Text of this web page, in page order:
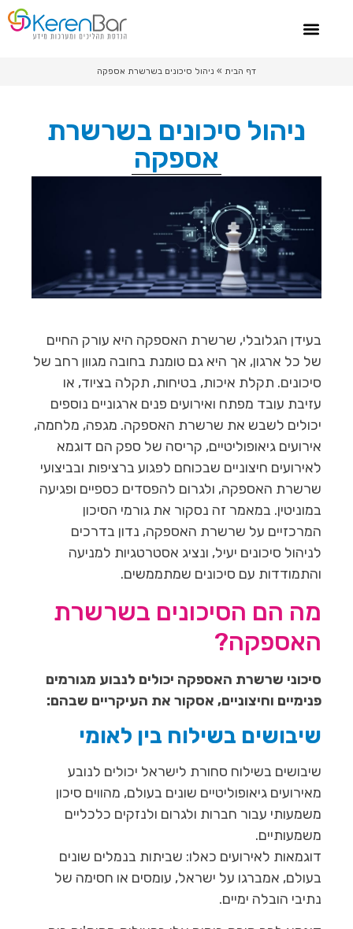
דף הבית » ניהול סיכונים בשרשרת אספקה
ניהול סיכונים בשרשרת
אספקה
בעידן הגלובלי, שרשרת האספקה היא עורק החיים
של כל ארגון, אך היא גם טומנת בחובה מגוון רחב של
סיכונים. תקלת איכות, בטיחות, תקלה בציוד, או
עזיבת עובד מפתח ואירועים פנים ארגוניים נוספים
יכולים לשבש את שרשרת האספקה. מגפה, מלחמה,
אירועים גיאופוליטיים, קריסה של ספק הם דוגמא
לאירועים חיצוניים שבכוחם לפגוע ברציפות ובביצועי
שרשרת האספקה, ולגרום להפסדים כספיים ופגיעה
במוניטין. במאמר זה נסקור את גורמי הסיכון
המרכזיים על שרשרת האספקה, נדון בדרכים
לניהול סיכונים יעיל, ונציג אסטרטגיות למניעה
והתמודדות עם סיכונים שמתממשים.
מה הם הסיכונים בשרשרת
האספקה?
סיכוני שרשרת האספקה יכולים לנבוע מגורמים
פנימיים וחיצוניים, אסקור את העיקריים שבהם:
שיבושים בשילוח בין לאומי
שיבושים בשילוח סחורת לישראל יכולים לנובע
מאירועים גיאופוליטיים שונים בעולם, מהווים סיכון
משמעותי עבור חברות ולגרום ולנזקים כלכליים
משמעותיים.
דוגמאות לאירועים כאלו: שביתות בנמלים שונים
בעולם, אמברגו על ישראל, עומסים או חסימה של
נתיבי הובלה ימיים.